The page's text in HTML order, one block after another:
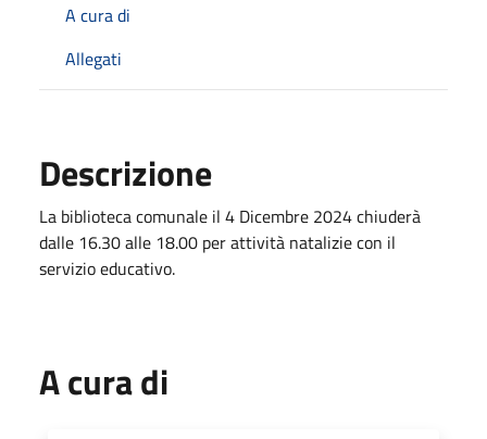
A cura di
Allegati
Descrizione
La biblioteca comunale il 4 Dicembre 2024 chiuderà
dalle 16.30 alle 18.00 per attività natalizie con il
servizio educativo.
A cura di